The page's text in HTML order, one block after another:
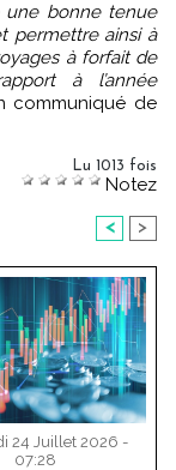
une bonne tenue
permettre ainsi à
à forfait de
à l’année
communiqué de
Lu 1013 fois
Notez
< >
24 Juillet 2026 -
07:28